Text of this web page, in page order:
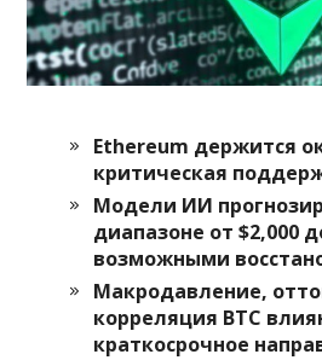
Ethereum держится
критическая
Модели ИИ
диапазоне от $2,000
возможными
Макродавление,
корреляция BTC
краткосрочное